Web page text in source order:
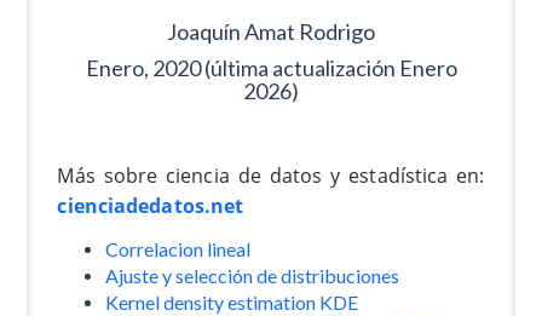
Joaquín Amat Rodrigo
Enero, 2020 (última actualización Enero
2026)
Más sobre ciencia de datos y estadística en:
cienciadedatos.net
Correlacion lineal
Ajuste y selección de distribuciones
Kernel density estimation KDE